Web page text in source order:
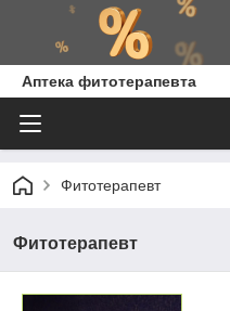
Аптека фитотерапевта
Фитотерапевт
Фитотерапевт